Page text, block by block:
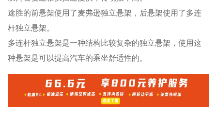
途胜的前悬架使用了麦弗逊独立悬架，后悬架使用了多连
杆独立悬架。
多连杆独立悬架是一种结构比较复杂的独立悬架，使用这
种悬架是可以提高汽车的乘坐舒适性的。